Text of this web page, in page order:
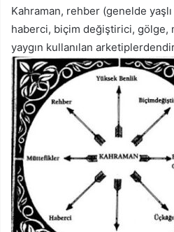
Kahraman, rehber (genelde
haberci, biçim değiştirici, gölge,
yaygın kullanılan